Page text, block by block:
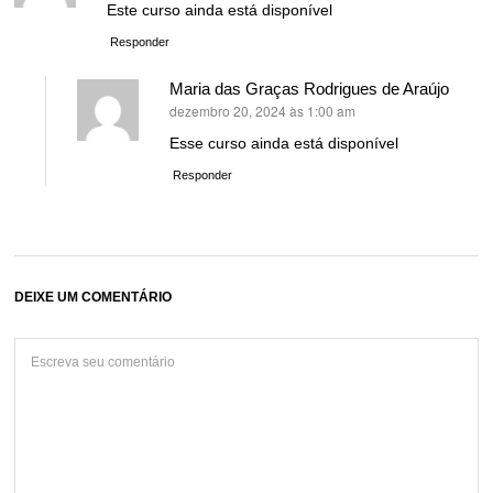
Este curso ainda está disponível
Responder
Maria das Graças Rodrigues de Araújo
disse:
dezembro 20, 2024 às 1:00 am
Esse curso ainda está disponível
Responder
DEIXE UM COMENTÁRIO